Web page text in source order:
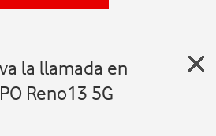
la llamada en
Reno13 5G